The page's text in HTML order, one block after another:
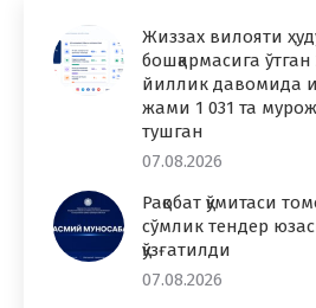
Жиззах вилояти
бошқармасига
йиллик давомида
жами 1 031 та
тушган
07.08.2026
Рақобат қўмитаси
сўмлик тендер
қўзғатилди
07.08.2026